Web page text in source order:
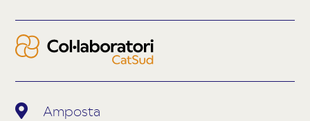
Amposta